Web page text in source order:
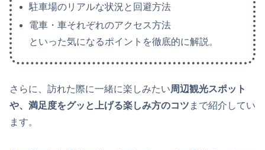
駐車場のリアルな状況と回避方法
電車・車それぞれのアクセス方法
といった気になるポイントを徹底的に解説。
さらに、訪れた際に一緒に楽しみたい周辺観光スポット
や、満足度をグッと上げる楽しみ方のコツ まで紹介してい
ます。